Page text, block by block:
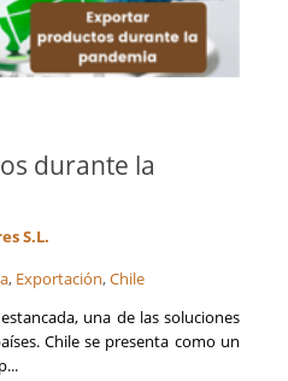
durante la
S.L.
, Exportación,Chile
una de las soluciones
Chile se presenta como un